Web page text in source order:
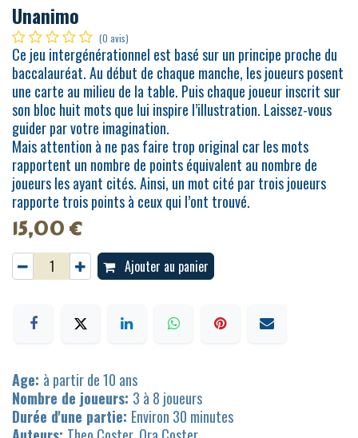
Unanimo
(0 avis)
Ce jeu intergénérationnel est basé sur un principe proche du
baccalauréat. Au début de chaque manche, les joueurs posent
une carte au milieu de la table. Puis chaque joueur inscrit sur
son bloc huit mots que lui inspire l’illustration. Laissez-vous
guider par votre imagination.
Mais attention à ne pas faire trop original car les mots
rapportent un nombre de points équivalent au nombre de
joueurs les ayant cités. Ainsi, un mot cité par trois joueurs
rapporte trois points à ceux qui l’ont trouvé.
15,00€
Ajouter au panier
Age: à partir de 10 ans
Nombre de joueurs: 3 à 8 joueurs
Durée d'une partie: Environ 30 minutes